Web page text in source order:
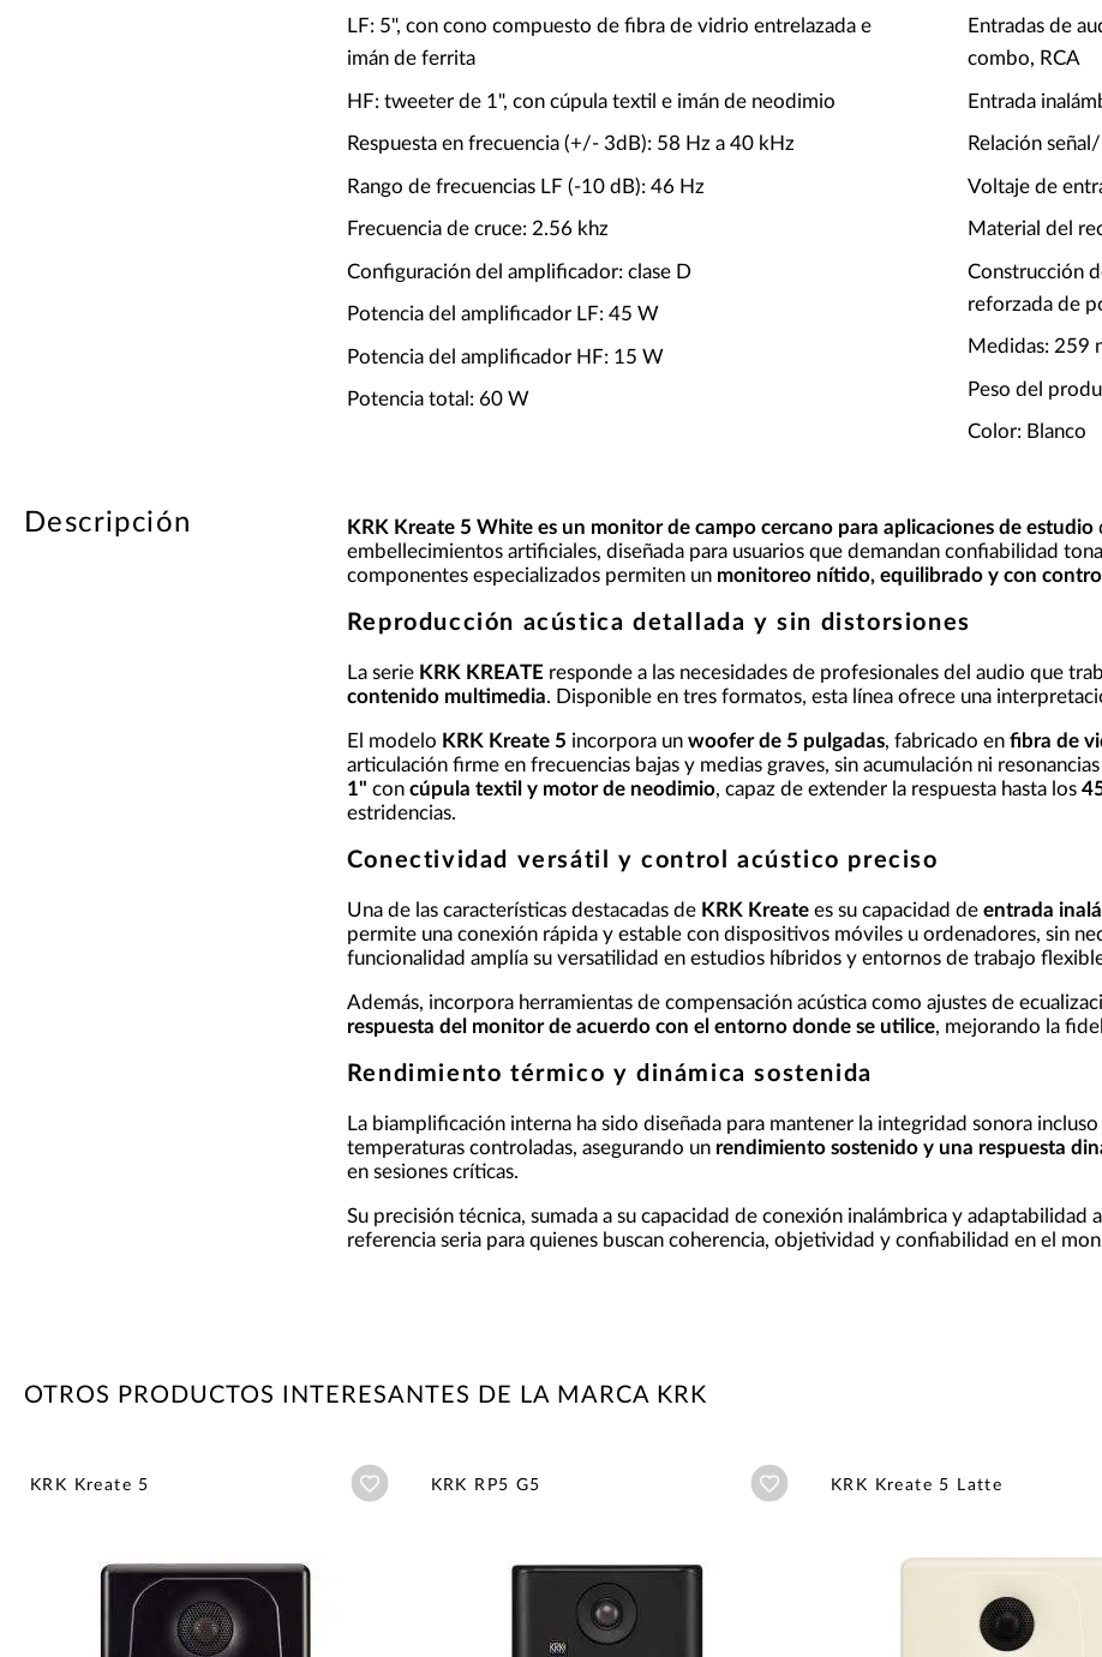
LF: 5", con cono compuesto de fibra de vidrio entrelazada e
imán de ferrita
HF: tweeter de 1", con cúpula textil e imán de neodimio
Respuesta en frecuencia (+/- 3dB): 58 Hz a 40 kHz
Rango de frecuencias LF (-10 dB): 46 Hz
Frecuencia de cruce: 2.56 khz
Configuración del amplificador: clase D
Potencia del amplificador LF: 45 W
Potencia del amplificador HF: 15 W
Potencia total: 60 W
Entradas de
combo, RCA
Entrada
Relación
Voltaje de
Material del
Construcción
reforzada de
Medidas: 259
Peso del
Color: Blanco
Descripción KRK Kreate 5 White es un monitor de campo cercano para aplicaciones de estudio
embellecimientos artificiales, diseñada para usuarios que demandan confiabilidad
componentes especializados permiten un monitoreo nítido, equilibrado y con
Reproducción acústica detallada y sin distorsiones
La serie KRK KREATEresponde a las necesidades de profesionales del audio que
contenido multimedia. Disponible en tres formatos, esta línea ofrece una
El modelo KRK Kreate 5 incorpora un woofer de 5 pulgadas, fabricado en fibra de
articulación firme en frecuencias bajas y medias graves, sin acumulación ni
1" con cúpula textil y motor de neodimio, capaz de extender la respuesta hasta los
estridencias.
Conectividad versátil y control acústico preciso
Una de las características destacadas de KRK Kreate es su capacidad de entrada
permite una conexión rápida y estable con dispositivos móviles u ordenadores, sin
funcionalidad amplía su versatilidad en estudios híbridos y entornos de trabajo
Además, incorpora herramientas de compensación acústica como ajustes de
respuesta del monitor de acuerdo con el entorno donde se utilice, mejorando la
Rendimiento térmico y dinámica sostenida
La biamplificación interna ha sido diseñada para mantener la integridad sonora
temperaturas controladas, asegurando un rendimiento sostenido y una respuesta
en sesiones críticas.
Su precisión técnica, sumada a su capacidad de conexión inalámbrica y
referencia seria para quienes buscan coherencia, objetividad y confiabilidad en el
OTROS PRODUCTOS INTERESANTES DE LA MARCA KRK
KRK Kreate 5 Añadir a wishlist
KRK RP5 G5 Añadir a wishlist
KRK Kreate 5 Latte